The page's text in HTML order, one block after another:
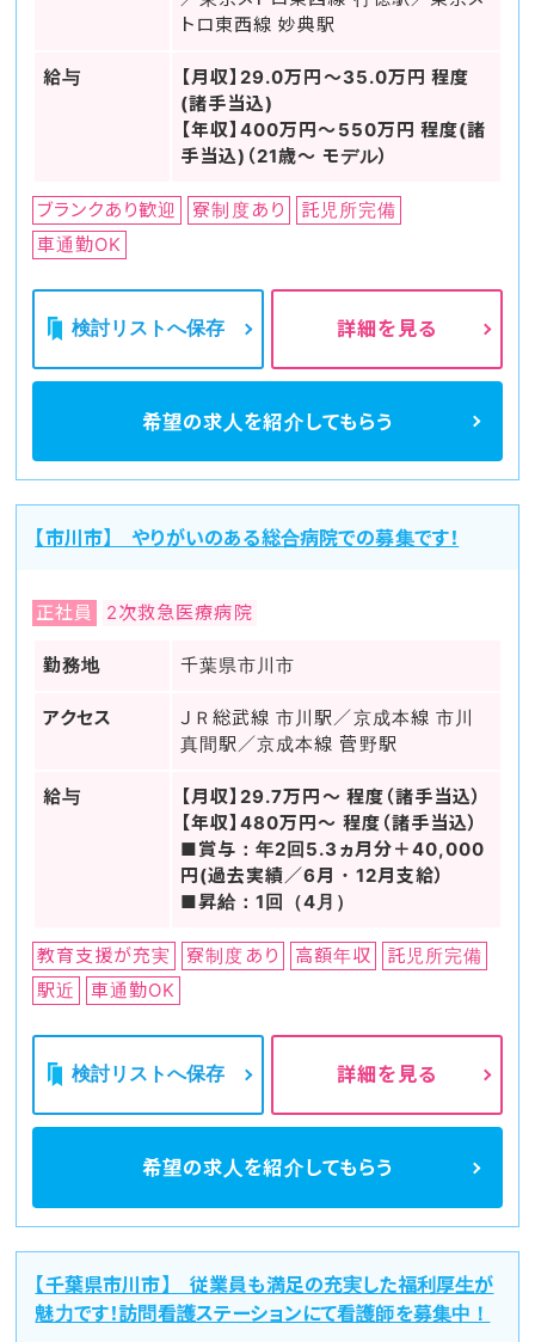
トロ東西線 妙典駅
給与
【月収】29.0万円～35.0万円 程度
(諸手当込)
【年収】400万円～550万円 程度(諸
手当込)（21歳～ モデル）
ブランクあり歓迎 寮制度あり
託児所完備
車通勤OK
検討リストへ保存 詳細を見る
希望の求人を紹介してもらう
【市川市】 やりがいのある総合病院での募集です！
正社員 2次救急医療病院
勤務地 千葉県市川市
アクセス
ＪＲ総武線 市川駅／京成本線 市川
真間駅／京成本線 菅野駅
給与
【月収】29.7万円～ 程度（諸手当込）
【年収】480万円～ 程度（諸手当込）
■賞与：年2回5.3ヵ月分＋40,000
円(過去実績／6月・12月支給）
■昇給：1回（4月）
教育支援が充実 寮制度あり 高額年収
託児所完備
駅近
車通勤OK
検討リストへ保存 詳細を見る
希望の求人を紹介してもらう
【千葉県市川市】 従業員も満足の充実した福利厚生が
魅力です！訪問看護ステーションにて看護師を募集中！